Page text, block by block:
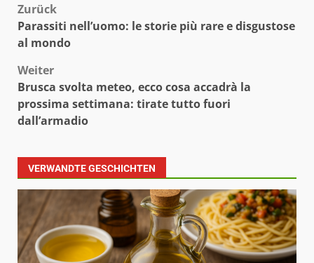
Beitragsnavigation
Zurück
Parassiti nell’uomo: le storie più rare e disgustose
al mondo
Weiter
Brusca svolta meteo, ecco cosa accadrà la
prossima settimana: tirate tutto fuori
dall’armadio
VERWANDTE GESCHICHTEN